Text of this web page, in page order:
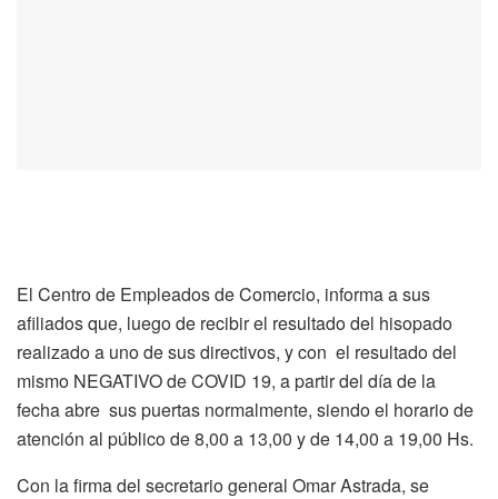
El Centro de Empleados de Comercio, informa a sus
afiliados que, luego de recibir el resultado del hisopado
realizado a uno de sus directivos, y con el resultado del
mismo NEGATIVO de COVID 19, a partir del día de la
fecha abre sus puertas normalmente, siendo el horario de
atención al público de 8,00 a 13,00 y de 14,00 a 19,00 Hs.
Con la firma del secretario general Omar Astrada, se